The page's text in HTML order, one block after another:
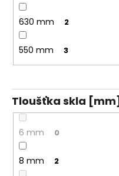
630 mm 2
550 mm 3
Tloušťka skla [mm]
6 mm 0
8 mm 2